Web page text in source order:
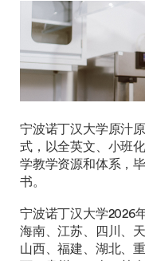
宁波诺丁汉大学原汁
式，以全英文、小班
学教学资源和体系，
书。
宁波诺丁汉大学2026
海南、江苏、四川、
山西、福建、湖北、